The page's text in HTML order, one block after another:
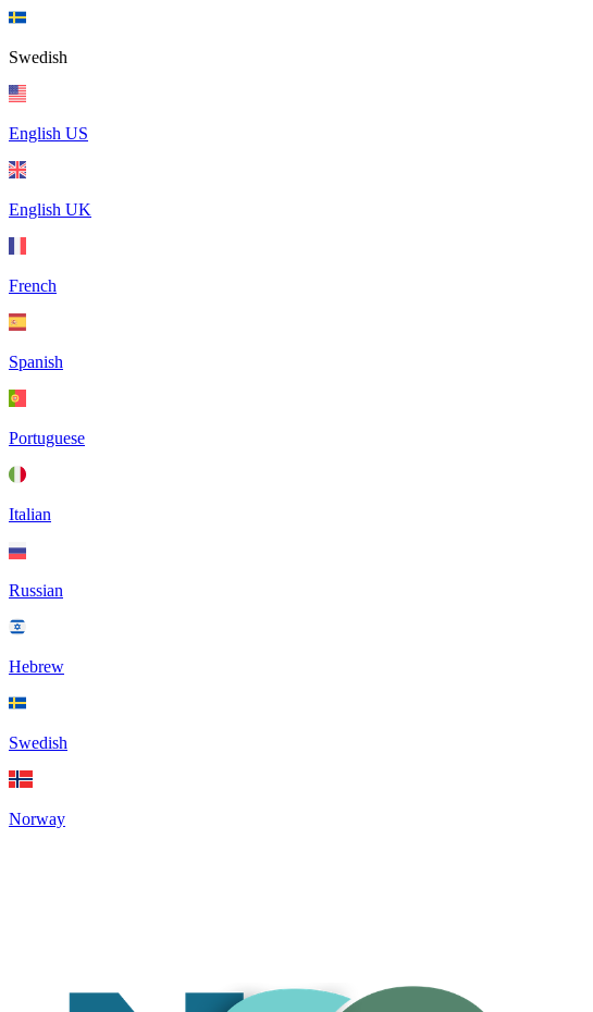
Swedish
English US
English UK
French
Spanish
Portuguese
Italian
Russian
Hebrew
Swedish
Norway